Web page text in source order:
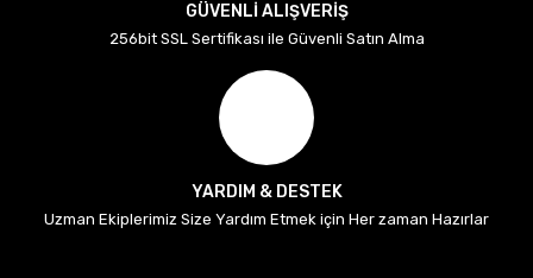
GÜVENLİ ALIŞVERİŞ
256bit SSL Sertifikası ile Güvenli Satın Alma
YARDIM & DESTEK
Uzman Ekiplerimiz Size Yardım Etmek için Her zaman Hazırlar